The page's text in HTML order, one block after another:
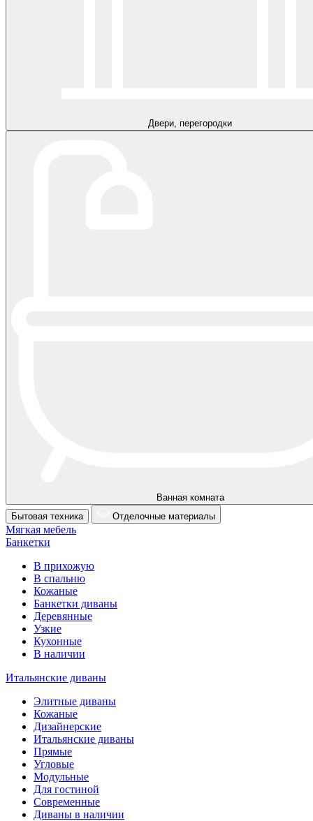
Двери, перегородки
Ванная комната
Бытовая техника
Отделочные материалы
Мягкая мебель
Банкетки
В прихожую
В спальню
Кожаные
Банкетки диваны
Деревянные
Узкие
Кухонные
В наличии
Итальянские диваны
Элитные диваны
Кожаные
Дизайнерские
Итальянские диваны
Прямые
Угловые
Модульные
Для гостиной
Современные
Диваны в наличии